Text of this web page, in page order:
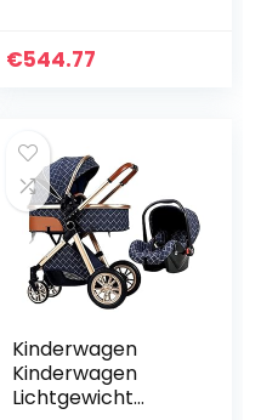
wieg, Carriolas
€544.77
Kinderwagen
Kinderwagen
Lichtgewicht